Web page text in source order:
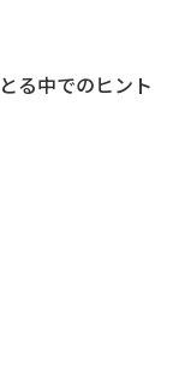
る中でのヒント